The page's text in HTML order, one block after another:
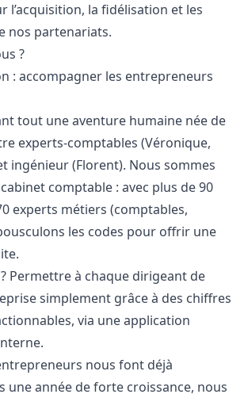
l’acquisition, la fidélisation et les
nos partenariats.
?
: accompagner les entrepreneurs
tout une aventure humaine née de
experts-comptables (Véronique,
ingénieur (Florent). Nous sommes
comptable : avec plus de 90
experts métiers (comptables,
les codes pour offrir une
Permettre à chaque dirigeant de
simplement grâce à des chiffres
via une application
nous font déjà
une année de forte croissance, nous